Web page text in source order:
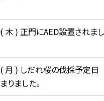
木 ) 正門にAED設置されまし
月 ) しだれ桜の伐採予定日
りました。